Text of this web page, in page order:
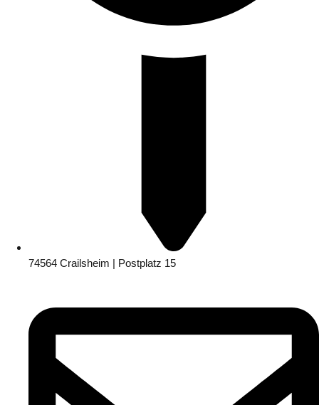
74564 Crailsheim | Postplatz 15